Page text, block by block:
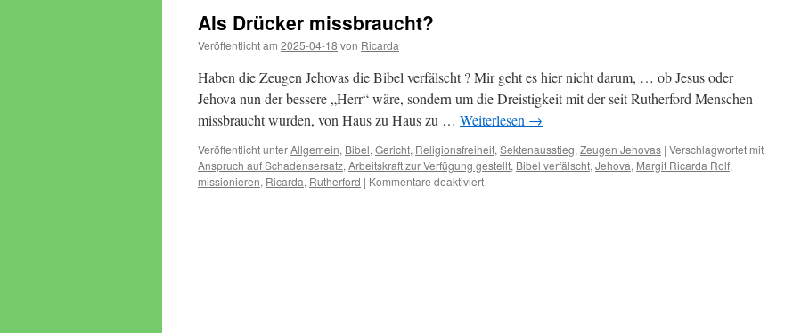
Als Drücker missbraucht?
Veröffentlicht am 2025-04-18 von Ricarda
Haben die Zeugen Jehovas die Bibel verfälscht ? Mir geht es hier nicht darum, … ob Jesus oder
Jehova nun der bessere „Herr“ wäre, sondern um die Dreistigkeit mit der seit Rutherford Menschen
missbraucht wurden, von Haus zu Haus zu … Weiterlesen →
Veröffentlicht unterAllgemein, Bibel, Gericht, Religionsfreiheit, Sektenausstieg, Zeugen Jehovas | Verschlagwortet mit
Anspruch auf Schadensersatz, Arbeitskraft zur Verfügung gestellt, Bibel verfälscht, Jehova, Margit Ricarda Rolf,
missionieren, Ricarda, Rutherford | Kommentare deaktiviertfür